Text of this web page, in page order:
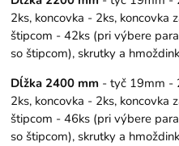
2ks, koncovka - 2ks, koncovka
štipcom - 42ks (pri výbere
so štipcom), skrutky a
Dĺžka 2400 mm - tyč 19mm -
2ks, koncovka - 2ks, koncovka
štipcom - 46ks (pri výbere
so štipcom), skrutky a